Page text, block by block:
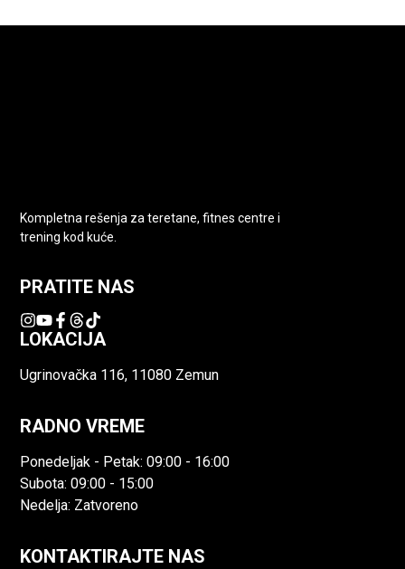
Kompletna rešenja za teretane, fitnes centre i
trening kod kuće.
PRATITE NAS
LOKACIJA
Ugrinovačka 116, 11080 Zemun
RADNO VREME
Ponedeljak - Petak: 09:00 - 16:00
Subota: 09:00 - 15:00
Nedelja: Zatvoreno
KONTAKTIRAJTE NAS